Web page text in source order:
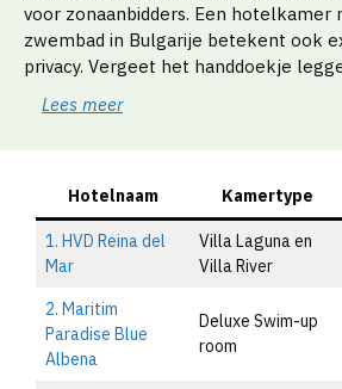
voor zonaanbidders. Een hotelkamer
zwembad in Bulgarije betekent ook
privacy. Vergeet het handdoekje
Lees meer
Hotelnaam Kamertype
1. HVD Reina del
Mar
Villa Laguna en
Villa River
2. Maritim
Paradise Blue
Albena
Deluxe Swim-up
room